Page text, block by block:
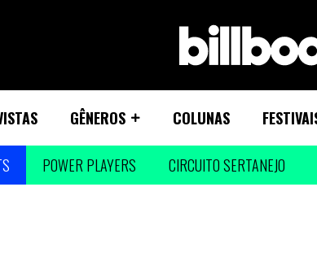
GÊNEROS COLUNAS
POWER PLAYERS CIRCUITO SERTANEJO